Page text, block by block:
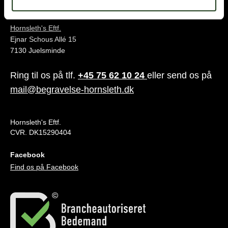
Hornsleth's Eftf.
Ejnar Schous Allé 15
7130 Juelsminde
Ring til os på tlf. +45 75 62 10 24 eller send os på
mail@begravelse-hornsleth.dk
Hornsleth's Eftf.
CVR. DK15290404
Facebook
Find os på Facebook